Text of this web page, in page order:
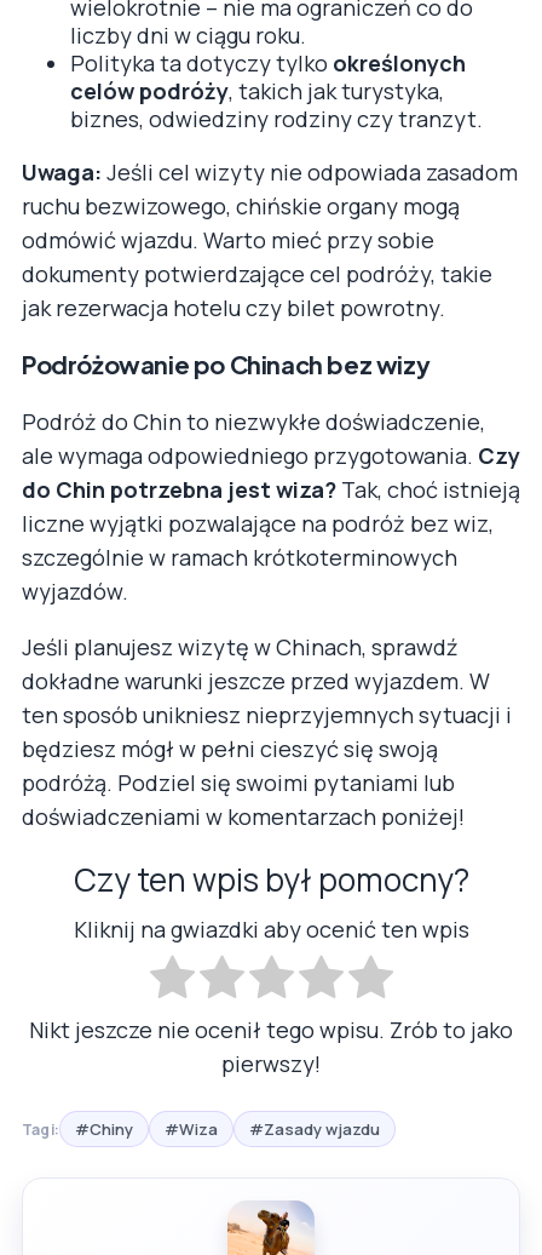
wielokrotnie – nie ma ograniczeń co do
liczby dni w ciągu roku.
Polityka ta dotyczy tylko określonych
celów podróży, takich jak turystyka,
biznes, odwiedziny rodziny czy tranzyt.
Uwaga: Jeśli cel wizyty nie odpowiada zasadom
ruchu bezwizowego, chińskie organy mogą
odmówić wjazdu. Warto mieć przy sobie
dokumenty potwierdzające cel podróży, takie
jak rezerwacja hotelu czy bilet powrotny.
Podróżowanie po Chinach bez wizy
Podróż do Chin to niezwykłe doświadczenie,
ale wymaga odpowiedniego przygotowania. Czy
do Chin potrzebna jest wiza? Tak, choć istnieją
liczne wyjątki pozwalające na podróż bez wiz,
szczególnie w ramach krótkoterminowych
wyjazdów.
Jeśli planujesz wizytę w Chinach, sprawdź
dokładne warunki jeszcze przed wyjazdem. W
ten sposób unikniesz nieprzyjemnych sytuacji i
będziesz mógł w pełni cieszyć się swoją
podróżą. Podziel się swoimi pytaniami lub
doświadczeniami w komentarzach poniżej!
Czy ten wpis był pomocny?
Kliknij na gwiazdki aby ocenić ten wpis
Nikt jeszcze nie ocenił tego wpisu. Zrób to jako
pierwszy!
Tagi: #Chiny #Wiza #Zasady wjazdu